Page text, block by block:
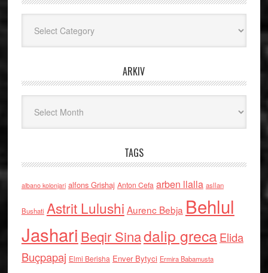
ARKIV
TAGS
albano kolonjari alfons Grishaj Anton Cefa arben llalla asllan
Bushati Astrit Lulushi Aurenc Bebja Behlul
Jashari Beqir Sinadalip grecaElida
Buçpapaj Elmi Berisha Enver Bytyci Ermira Babamusta